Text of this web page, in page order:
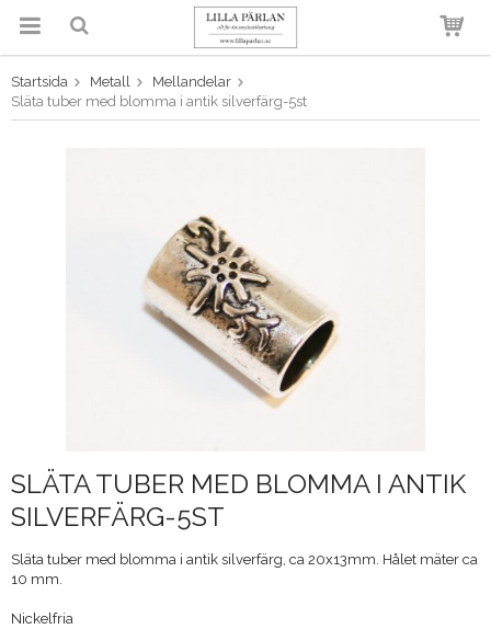
Produkten har blivit tillagd i
varukorgen
Startsida Metall
Mellandelar
Släta tuber med blomma i antik silverfärg-5st
SLÄTA TUBER MED BLOMMA I ANTIK
SILVERFÄRG-5ST
Släta tuber med blomma i antik silverfärg, ca 20x13mm. Hålet mäter ca
10 mm.
Nickelfria